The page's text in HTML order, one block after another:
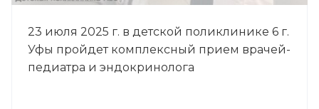
23 июля 2025 г. в детской поликлинике 6 г.
Уфы пройдет комплексный прием врачей-
педиатра и эндокринолога